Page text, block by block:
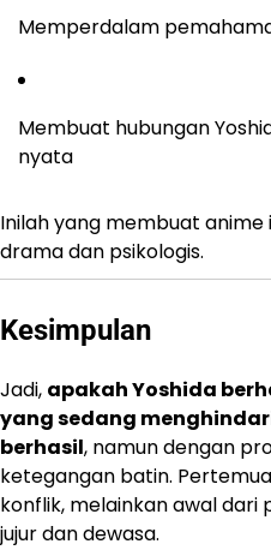
Memperdalam
Membuat hubungan
nyata
Inilah yang membuat anime
drama dan psikologis.
Kesimpulan
Jadi, apakah Yoshida
yang sedang
berhasil, namun dengan
ketegangan batin.
konflik, melainkan awal dari
jujur dan dewasa.